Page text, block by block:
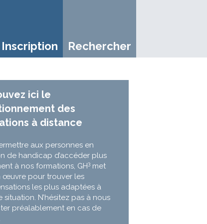
Inscription Rechercher
ici le
des
à distance
aux personnes en
de handicap d’accéder plus
à nos formations, GH3met
œuvre pour trouver les
les plus adaptées à
situation. N’hésitez pas à nous
préalablement en cas de